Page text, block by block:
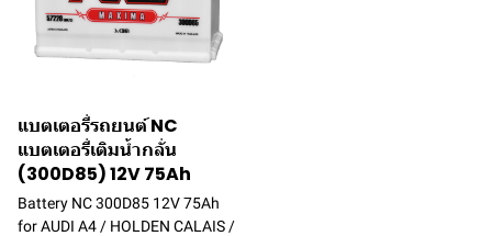
แบตเตอรี่รถยนต์ NC
แบตเตอรี่เติมน้ำกลั่น
(300D85) 12V 75Ah
Battery NC 300D85 12V 75Ah
for AUDI A4 / HOLDEN CALAIS /